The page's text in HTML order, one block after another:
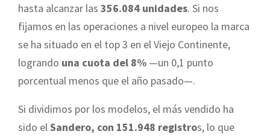
hasta alcanzar las 356.084 unidades. Si nos
fijamos en las operaciones a nivel europeo la marca
se ha situado en el top 3 en el Viejo Continente,
logrando una cuota del 8% —un 0,1 punto
porcentual menos que el año pasado—.
Si dividimos por los modelos, el más vendido ha
sido elSandero, con 151.948 registros, lo que